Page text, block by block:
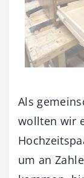
Als
wollten wir
um an